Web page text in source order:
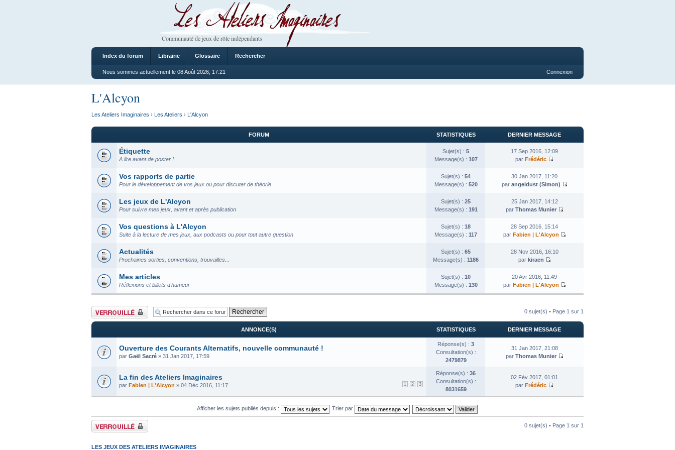
Les Ateliers Imaginaires
Communauté de jeux de rôle indépendants
Index du forum Librairie Glossaire Rechercher
Nous sommes actuellement le 08 Août 2026, 17:21 Connexion
L'Alcyon
Les Ateliers Imaginaires › Les Ateliers › L'Alcyon
FORUM STATISTIQUES DERNIER MESSAGE
Étiquette
A lire avant de poster !
Sujet(s) : 5
Message(s) : 107
17 Sep 2016, 12:09
par Frédéric
Vos rapports de partie
Pour le développement de vos jeux ou pour discuter de théorie
Sujet(s) : 54
Message(s) : 520
30 Jan 2017, 11:20
par angeldust (Simon)
Les jeux de L'Alcyon
Pour suivre mes jeux, avant et après publication
Sujet(s) : 25
Message(s) : 191
25 Jan 2017, 14:12
par Thomas Munier
Vos questions à L'Alcyon
Suite à la lecture de mes jeux, aux podcasts ou pour tout autre question
Sujet(s) : 18
Message(s) : 117
28 Sep 2016, 15:14
par Fabien | L'Alcyon
Actualités
Prochaines sorties, conventions, trouvailles...
Sujet(s) : 65
Message(s) : 1186
28 Nov 2016, 16:10
par kiraen
Mes articles
Réflexions et billets d'humeur
Sujet(s) : 10
Message(s) : 130
20 Avr 2016, 11:49
par Fabien | L'Alcyon
Forum verrouillé 0 sujet(s) • Page 1 sur 1
ANNONCE(S) STATISTIQUES DERNIER MESSAGE
Ouverture des Courants Alternatifs, nouvelle communauté !
par Gaël Sacré » 31 Jan 2017, 17:59
Réponse(s) : 3
Consultation(s) :
2479879
31 Jan 2017, 21:08
par Thomas Munier
La fin des Ateliers Imaginaires
1 2 3
par Fabien | L'Alcyon » 04 Déc 2016, 11:17
Réponse(s) : 36
Consultation(s) :
8031659
02 Fév 2017, 01:01
par Frédéric
Afficher les sujets publiés depuis : Trier par
Forum verrouillé 0 sujet(s) • Page 1 sur 1
LES JEUX DES ATELIERS IMAGINAIRES